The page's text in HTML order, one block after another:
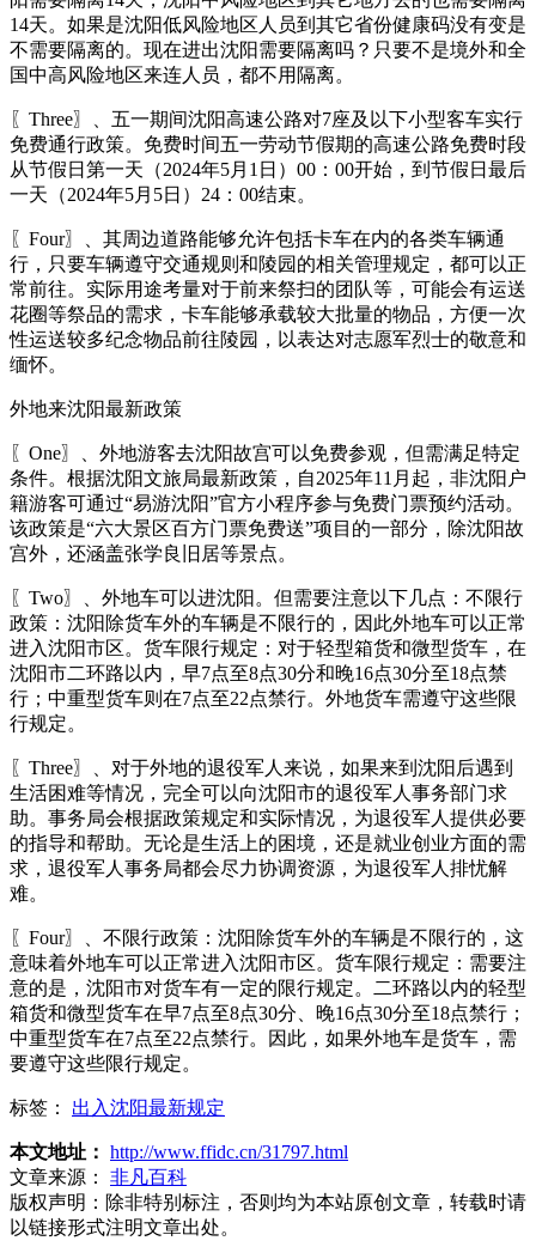
14天。如果是沈阳低风险地区人员到其它省份健康码没有变是
不需要隔离的。现在进出沈阳需要隔离吗？只要不是境外和全
国中高风险地区来连人员，都不用隔离。
〖Three〗、五一期间沈阳高速公路对7座及以下小型客车实行
免费通行政策。免费时间五一劳动节假期的高速公路免费时段
从节假日第一天（2024年5月1日）00：00开始，到节假日最后
一天（2024年5月5日）24：00结束。
〖Four〗、其周边道路能够允许包括卡车在内的各类车辆通
行，只要车辆遵守交通规则和陵园的相关管理规定，都可以正
常前往。实际用途考量对于前来祭扫的团队等，可能会有运送
花圈等祭品的需求，卡车能够承载较大批量的物品，方便一次
性运送较多纪念物品前往陵园，以表达对志愿军烈士的敬意和
缅怀。
外地来沈阳最新政策
〖One〗、外地游客去沈阳故宫可以免费参观，但需满足特定
条件。根据沈阳文旅局最新政策，自2025年11月起，非沈阳户
籍游客可通过“易游沈阳”官方小程序参与免费门票预约活动。
该政策是“六大景区百方门票免费送”项目的一部分，除沈阳故
宫外，还涵盖张学良旧居等景点。
〖Two〗、外地车可以进沈阳。但需要注意以下几点：不限行
政策：沈阳除货车外的车辆是不限行的，因此外地车可以正常
进入沈阳市区。货车限行规定：对于轻型箱货和微型货车，在
沈阳市二环路以内，早7点至8点30分和晚16点30分至18点禁
行；中重型货车则在7点至22点禁行。外地货车需遵守这些限
行规定。
〖Three〗、对于外地的退役军人来说，如果来到沈阳后遇到
生活困难等情况，完全可以向沈阳市的退役军人事务部门求
助。事务局会根据政策规定和实际情况，为退役军人提供必要
的指导和帮助。无论是生活上的困境，还是就业创业方面的需
求，退役军人事务局都会尽力协调资源，为退役军人排忧解
难。
〖Four〗、不限行政策：沈阳除货车外的车辆是不限行的，这
意味着外地车可以正常进入沈阳市区。货车限行规定：需要注
意的是，沈阳市对货车有一定的限行规定。二环路以内的轻型
箱货和微型货车在早7点至8点30分、晚16点30分至18点禁行；
中重型货车在7点至22点禁行。因此，如果外地车是货车，需
要遵守这些限行规定。
标签： 出入沈阳最新规定
本文地址： http://www.ffidc.cn/31797.html
文章来源：
非凡百科
版权声明： 除非特别标注，否则均为本站原创文章，转载时请
以链接形式注明文章出处。